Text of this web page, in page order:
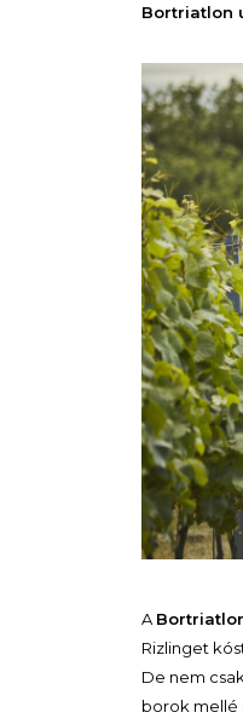
Bortriatlon
A
Rizlinget
De nem
borok mellé